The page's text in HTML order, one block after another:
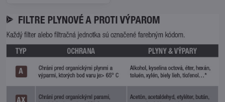
celotvárovými maskami P500 a...